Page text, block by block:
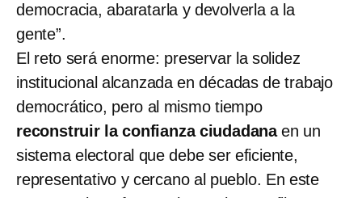
democracia, abaratarla y devolverla a la
gente”.
El reto será enorme: preservar la solidez
institucional alcanzada en décadas de trabajo
democrático, pero al mismo tiempo
reconstruir la confianza ciudadanaen un
sistema electoral que debe ser eficiente,
representativo y cercano al pueblo. En este